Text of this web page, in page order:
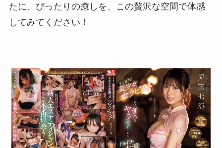
たに、ぴったりの癒しを、この贅沢な空間で体感
してみてください！